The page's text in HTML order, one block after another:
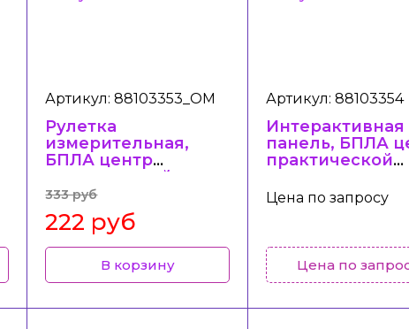
Артикул: 88103353_ОМ
Рулетка
измерительная,
БПЛА центр
практической
подготовки в
колледже/
техникуме
333 руб
222 руб
В корзину
Артикул: 88103354
Интерактивная
панель, БПЛА
практической
колледже/
техникуме
Цена по запросу
Цена по